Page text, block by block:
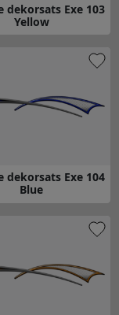
dekorsats Exe 103
Yellow
dekorsats Exe 104
Blue